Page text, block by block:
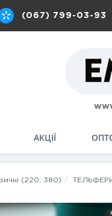
(067) 799-03-93
АКЦІЇ
(220, 380) ТЕЛЬФЕРИ